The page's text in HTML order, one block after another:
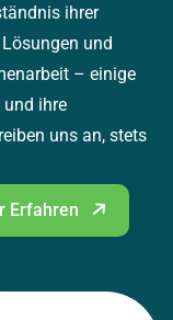
ihrer
und
– einige
ihre
uns an, stets
Erfahren